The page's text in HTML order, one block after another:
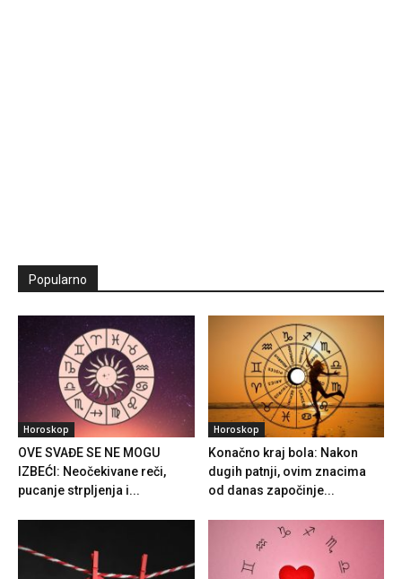
Popularno
Horoskop
OVE SVAĐE SE NE MOGU
IZBEĆI: Neočekivane reči,
pucanje strpljenja i...
Horoskop
Konačno kraj bola: Nakon
dugih patnji, ovim znacima
od danas započinje...